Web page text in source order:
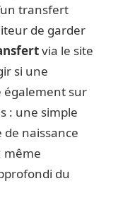
transfert
de garder
via le site
si une
également sur
: une simple
naissance
même
du